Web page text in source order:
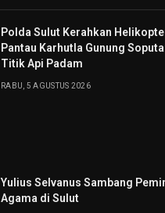
Polda Sulut Kerahkan
Pantau Karhutla Gunung
Titik Api Padam
RABU, 5 AGUSTUS 2026
Yulius Selvanus Sambang
Agama di Sulut